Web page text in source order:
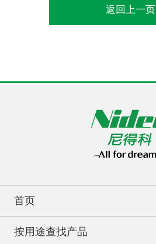
返回上一页
首页
按用途查找产品